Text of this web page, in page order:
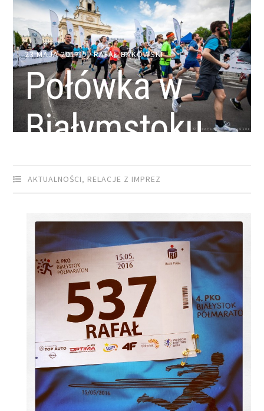
23 MAJA 2017byRAFAŁ BĄKOWSKI
Połówka w
Białymstoku
AKTUALNOŚCI, RELACJE Z IMPREZ